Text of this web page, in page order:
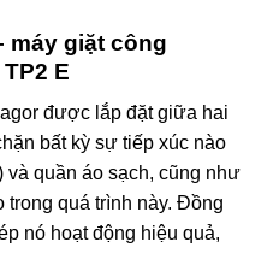
máy giặt công
E
được lắp đặt giữa hai
bất kỳ sự tiếp xúc nào
quần áo sạch, cũng như
trong quá trình này. Đồng
nó hoạt động hiệu quả,